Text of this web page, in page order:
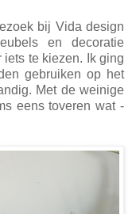
bij Vida design
en decoratie
te kiezen. Ik ging
gebruiken op het
Met de weinige
eens toveren wat -